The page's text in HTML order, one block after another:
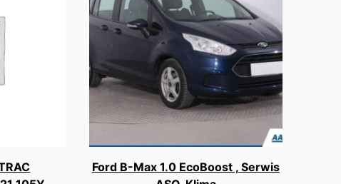
Ford B-Max 1.0 EcoBoost , Serwis